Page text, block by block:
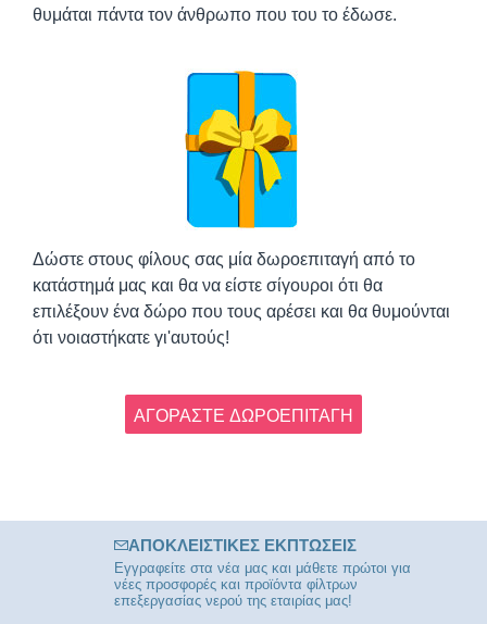
θυμάται πάντα τον άνθρωπο που του το έδωσε.
Δώστε στους φίλους σας μία δωροεπιταγή από το
κατάστημά μας και θα να είστε σίγουροι ότι θα
επιλέξουν ένα δώρο που τους αρέσει και θα θυμούνται
ότι νοιαστήκατε γι'αυτούς!
ΑΓΟΡΑΣΤΕ ΔΩΡΟΕΠΙΤΑΓΗ
ΑΠΟΚΛΕΙΣΤΙΚΈΣ ΕΚΠΤΏΣΕΙΣ
Εγγραφείτε στα νέα μας και μάθετε πρώτοι για
νέες προσφορές και προϊόντα φίλτρων
επεξεργασίας νερού της εταιρίας μας!